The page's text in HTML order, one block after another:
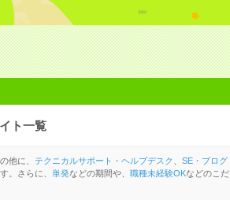
ト一覧
他に、 テクニカルサポート・ヘルプデスク
SE・プログ
。さらに、 単発などの期間や、 職種未経験OKなどのこだ